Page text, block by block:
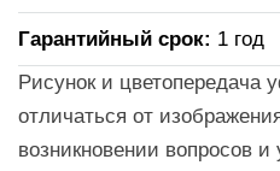
Гарантийный срок: 1 год
Рисунок и цветопередача
отличаться от
возникновении вопросов